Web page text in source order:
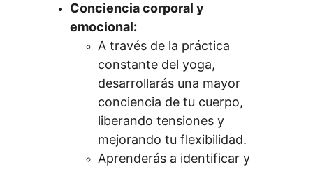
Conciencia corporal y
emocional:
A través de la práctica
constante del yoga,
desarrollarás una mayor
conciencia de tu cuerpo,
liberando tensiones y
mejorando tu flexibilidad.
Aprenderás a identificar y